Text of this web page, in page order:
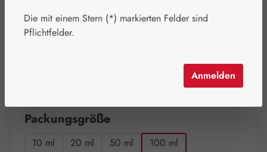
94,40 €
Inhalt: 0.1 Liter (944,00 € / 1 Liter)
Preise inkl. MwSt. zzgl. Versandkosten
Schnell zuschlagen! Es sind nur noch wenige Artikel
Packungsgrößeauswählen
10 ml 20 ml 50 ml 100 ml
Die mit einem Stern (*) markierten Felder sind
Pflichtfelder.
Anmelden